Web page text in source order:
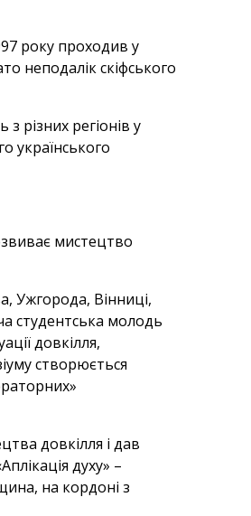
року проходив у
неподалік скіфського
різних регіонів у
українського
мистецтво
Ужгорода, Вінниці,
студентська молодь
довкілля,
створюється
довкілля і дав
духу» –
на кордоні з